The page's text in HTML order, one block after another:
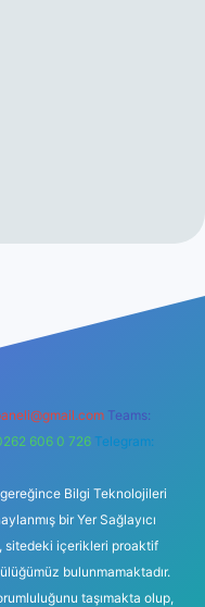
Teams:
606 0 726 Telegram:
Bilgi Teknolojileri
bir Yer Sağlayıcı
sitedeki içerikleri proaktif
bulunmamaktadır.
taşımakta olup,